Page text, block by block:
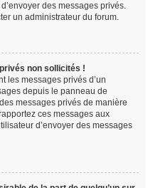
des messages privés.
un administrateur du forum.
non sollicités !
les messages privés d’un
depuis le panneau de
messages privés de manière
ces messages aux
d’envoyer des messages